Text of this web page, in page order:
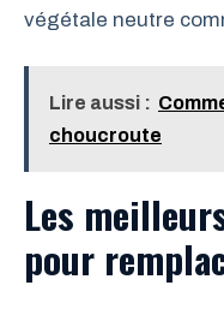
végétale neutre
Lire aussi :
choucroute
Les
pour